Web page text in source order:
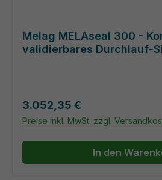
Melag MELAseal 300 -
validierbares Durchlauf-
Regulärer Preis:
3.052,35 €
Preise inkl. MwSt. zzgl.
In den